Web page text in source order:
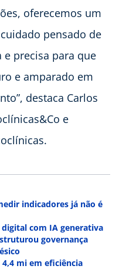
oferecemos um
pensado de
precisa para que
e amparado em
destaca Carlos
e
indicadores já não é
digital com IA generativa
governança
mi em eficiência